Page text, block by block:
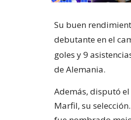
Su buen
debutante en el
goles y 9
de Alemania.
Además, disputó
Marfil, su